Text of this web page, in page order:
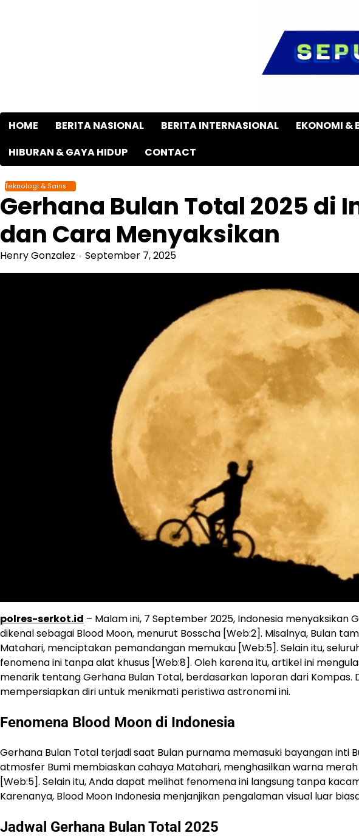
HOME BERITA NASIONAL BERITA INTERNASIONAL EKONOMI &
HIBURAN & GAYA HIDUP
CONTACT
Teknologi & Sains
Gerhana Bulan Total 2025 di
dan Cara Menyaksikan
Henry Gonzalez September 7, 2025
polres-serkot.id – Malam ini, 7 September 2025, Indonesia menyaksikan
dikenal sebagai Blood Moon, menurut Bosscha [Web:2]. Misalnya, Bulan
Matahari, menciptakan pemandangan memukau [Web:5]. Selain itu,
fenomena ini tanpa alat khusus [Web:8]. Oleh karena itu, artikel ini
menarik tentang Gerhana Bulan Total, berdasarkan laporan dari Kompas.
mempersiapkan diri untuk menikmati peristiwa astronomi ini.
Fenomena Blood Moon di Indonesia
Gerhana Bulan Total terjadi saat Bulan purnama memasuki bayangan inti
atmosfer Bumi membiaskan cahaya Matahari, menghasilkan warna
[Web:5]. Selain itu, Anda dapat melihat fenomena ini langsung tanpa
Karenanya, Blood Moon Indonesia menjanjikan pengalaman visual luar
Jadwal Gerhana Bulan Total 2025